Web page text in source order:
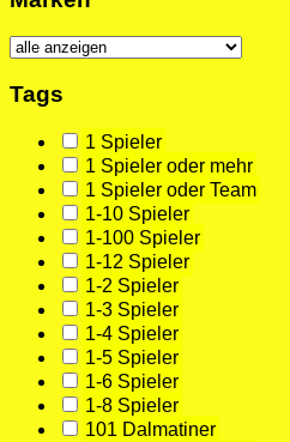
Tags
1 Spieler
1 Spieler oder mehr
1 Spieler oder Team
1-10 Spieler
1-100 Spieler
1-12 Spieler
1-2 Spieler
1-3 Spieler
1-4 Spieler
1-5 Spieler
1-6 Spieler
1-8 Spieler
101 Dalmatiner